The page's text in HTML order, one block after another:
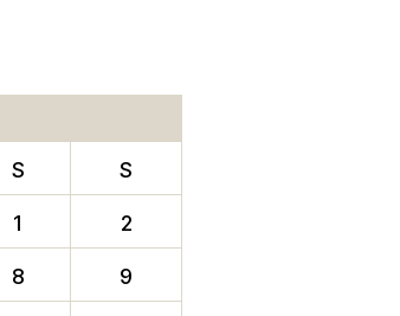
S S
1 2
8 9